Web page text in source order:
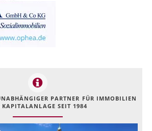
PARTNER FÜR IMMOBILIEN
KAPITALANLAGE SEIT 1984